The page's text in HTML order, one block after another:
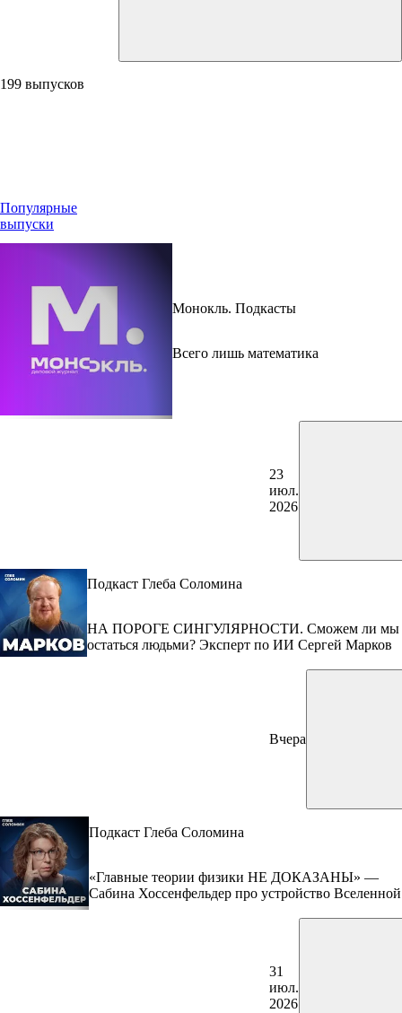
199 выпусков
Популярные
выпуски
Монокль. Подкасты
Всего лишь математика
23
июл.
2026
Подкаст Глеба Соломина
НА ПОРОГЕ СИНГУЛЯРНОСТИ. Сможем ли мы
остаться людьми? Эксперт по ИИ Сергей Марков
Вчера
Подкаст Глеба Соломина
«Главные теории физики НЕ ДОКАЗАНЫ» —
Сабина Хоссенфельдер про устройство Вселенной
31
июл.
2026